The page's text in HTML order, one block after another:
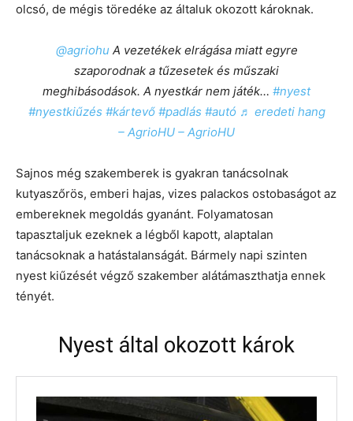
olcsó, de mégis töredéke az általuk okozott károknak.
@agriohu A vezetékek elrágása miatt egyre
szaporodnak a tűzesetek és műszaki
meghibásodások. A nyestkár nem játék… #nyest
#nyestkiűzés #kártevő #padlás #autó ♬ eredeti hang
– AgrioHU – AgrioHU
Sajnos még szakemberek is gyakran tanácsolnak
kutyaszőrös, emberi hajas, vizes palackos ostobaságot az
embereknek megoldás gyanánt. Folyamatosan
tapasztaljuk ezeknek a légből kapott, alaptalan
tanácsoknak a hatástalanságát. Bármely napi szinten
nyest kiűzését végző szakember alátámaszthatja ennek
tényét.
Nyest által okozott károk